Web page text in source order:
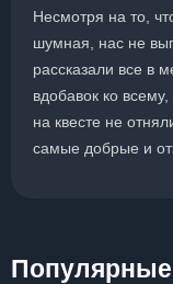
Несмотря на то,
шумная, нас не
рассказали все в
вдобавок ко
на квесте не
самые добрые и